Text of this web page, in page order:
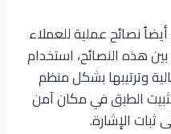
نصائح عملية للعملاء
هذه النصائح، استخدام
وترتيبها بشكل منظم
الطبق في مكان آمن
الإشارة.